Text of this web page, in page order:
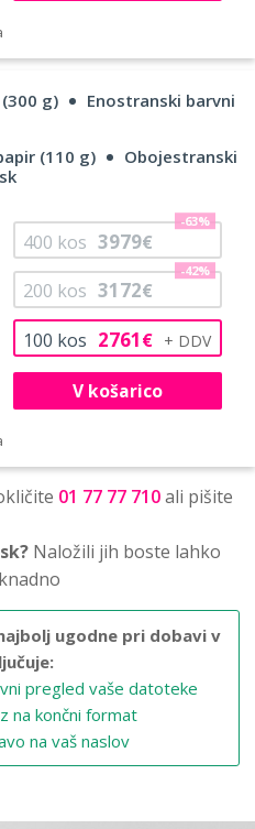
g)
Enostranski barvni
(110 g)
Obojestranski
100 kos 2761€
200 kos 3172€
-42%
400 kos 3979€
-63%
V košarico
01 77 77 710ali pišite
Naložili jih boste lahko
ugodne pri dobavi v
pregled vaše datoteke
na končni format
na vaš naslov